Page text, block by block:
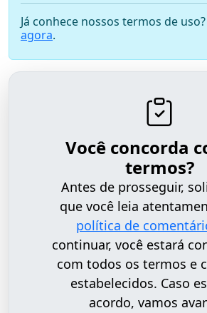
Já conhece nossos termos de uso?
agora.
Você concorda
termos?
Antes de prosseguir,
que você leia
política de
continuar, você estará
com todos os termos e
estabelecidos. Caso
acordo, vamos